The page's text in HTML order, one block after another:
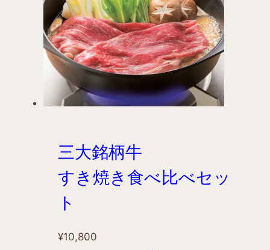
三大銘柄牛
すき焼き食べ比べセッ
ト
¥10,800